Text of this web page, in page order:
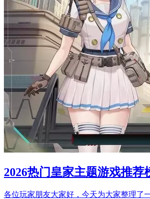
2026热门皇家主题游戏推荐
各位玩家朋友大家好，今天为大家整理了